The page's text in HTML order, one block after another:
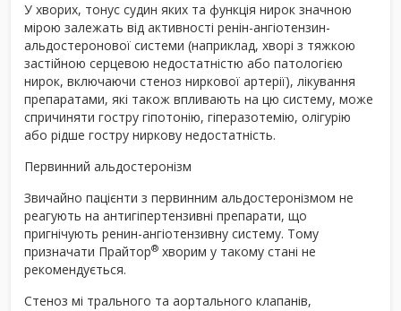
У хворих, тонус судин яких та функція нирок значною
мірою залежать від активності ренін-ангіотензин-
альдостеронової системи (наприклад, хворі з тяжкою
застійною серцевою недостатністю або патологією
нирок, включаючи стеноз ниркової артерії), лікування
препаратами, які також впливають на цю систему, може
спричиняти гостру гіпотонію, гіперазотемію, олігурію
або рідше гостру ниркову недостатність.
Первинний альдостеронізм
Звичайно пацієнти з первинним альдостеронізмом не
реагують на антигіпертензивні препарати, що
пригнічують ренин-ангіотензивну систему. Тому
призначати Прайтор® хворим у такому стані не
рекомендується.
Стеноз мі трального та аортального клапанів,